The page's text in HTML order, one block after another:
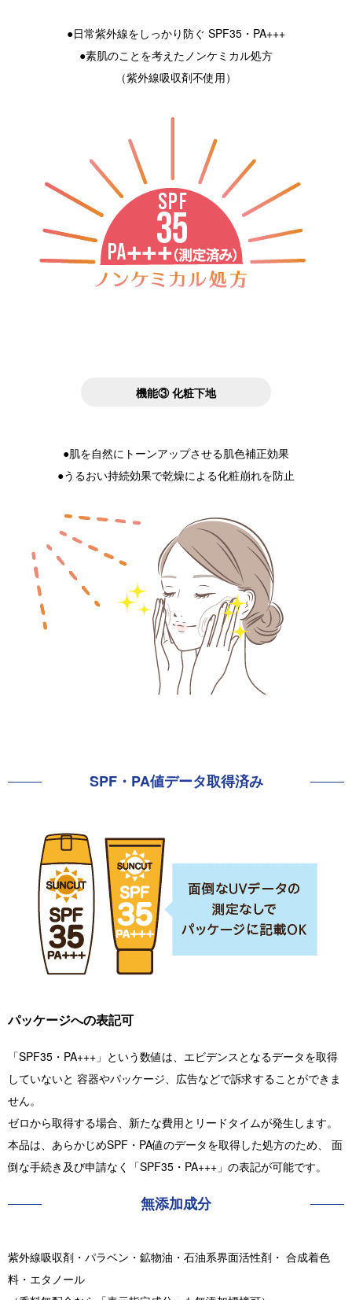
●日常紫外線をしっかり防ぐ SPF35・PA+++
●素肌のことを考えたノンケミカル処方
（紫外線吸収剤不使用）
機能③ 化粧下地
●肌を自然にトーンアップさせる肌色補正効果
●うるおい持続効果で乾燥による化粧崩れを防止
SPF・PA値データ取得済み
パッケージへの表記可
「SPF35・PA+++」という数値は、エビデンスとなるデータを取得
していないと 容器やパッケージ、広告などで訴求することができま
せん。
ゼロから取得する場合、新たな費用とリードタイムが発生します。
本品は、あらかじめSPF・PA値のデータを取得した処方のため、 面
倒な手続き及び申請なく「SPF35・PA+++」の表記が可能です。
無添加成分
紫外線吸収剤・パラベン・鉱物油・石油系界面活性剤・ 合成着色
料・エタノール